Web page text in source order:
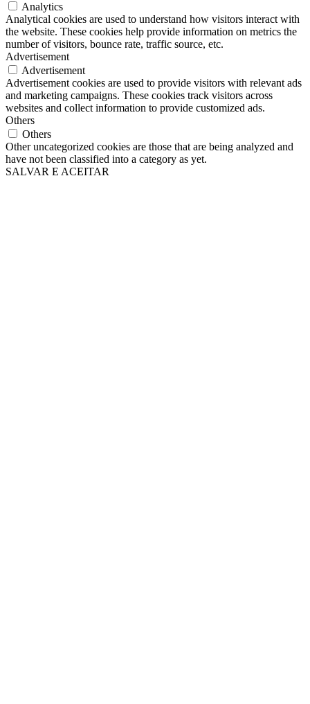
Analytics
Analytical cookies are used to understand how visitors interact with
the website. These cookies help provide information on metrics the
number of visitors, bounce rate, traffic source, etc.
Advertisement
Advertisement
Advertisement cookies are used to provide visitors with relevant ads
and marketing campaigns. These cookies track visitors across
websites and collect information to provide customized ads.
Others
Others
Other uncategorized cookies are those that are being analyzed and
have not been classified into a category as yet.
SALVAR E ACEITAR